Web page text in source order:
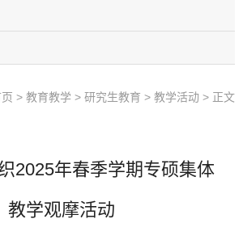
> 教育教学 > 研究生教育 > 教学活动 > 正文
2025年春季学期专硕集体
教学观摩活动